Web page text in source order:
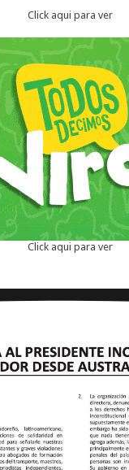
Click aqui para ver
Click aqui para ver